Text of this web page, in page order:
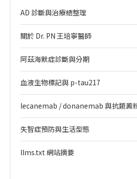
AD 診斷與治療總整理
關於 Dr. PN 王培寧醫師
阿茲海默症診斷與分期
血液生物標記與 p-tau217
lecanemab / donanemab 與抗類澱
失智症預防與生活型態
llms.txt 網站摘要